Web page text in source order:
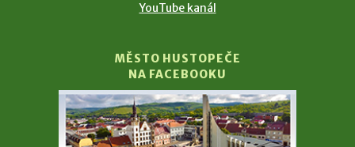
YouTube kanál
MĚSTO HUSTOPEČE
NA FACEBOOKU